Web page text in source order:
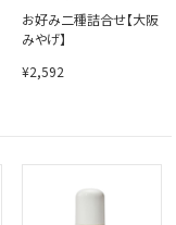
お好み二種詰合せ【大阪
みやげ】
¥2,592